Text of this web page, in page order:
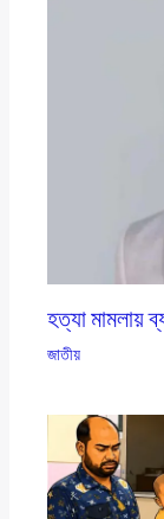
হত্যা মামলায়
জাতীয়